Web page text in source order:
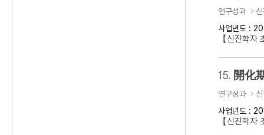
연구성과
사업년도 :
【신진학
15. 開化
연구성과
사업년도 :
【신진학